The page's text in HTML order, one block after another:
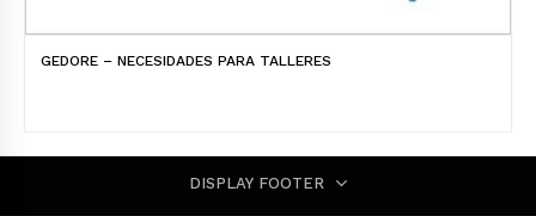
GEDORE – NECESIDADES PARA TALLERES
DISPLAY FOOTER